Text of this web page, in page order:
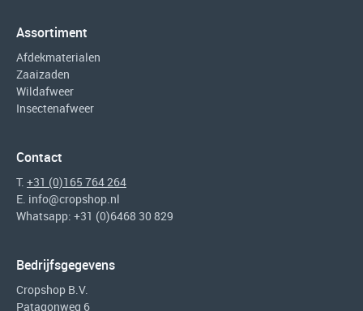
Assortiment
Afdekmaterialen
Zaaizaden
Wildafweer
Insectenafweer
Contact
T. +31 (0)165 764 264
E. info@cropshop.nl
Whatsapp: +31 (0)6468 30 829
Bedrijfsgegevens
Cropshop B.V.
Patagonweg 6